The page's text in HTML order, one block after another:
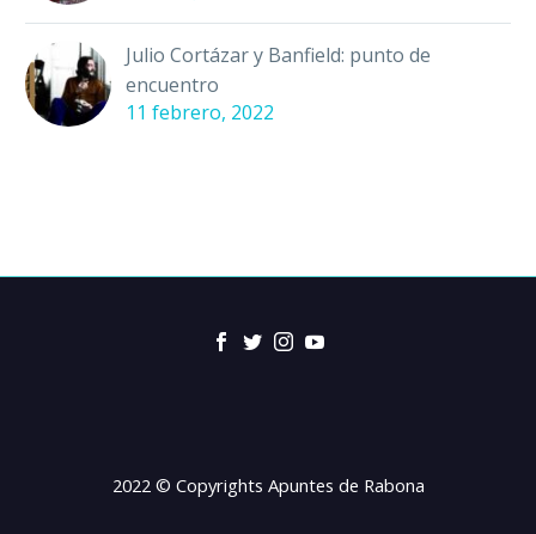
Julio Cortázar y Banfield: punto de
encuentro
11 febrero, 2022
2022 © Copyrights Apuntes de Rabona